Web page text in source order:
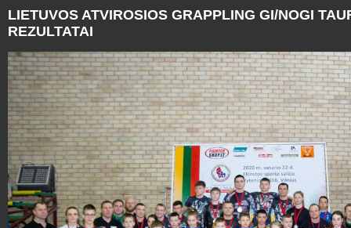
LIETUVOS ATVIROSIOS GRAPPLING GI/NOGI
REZULTATAI